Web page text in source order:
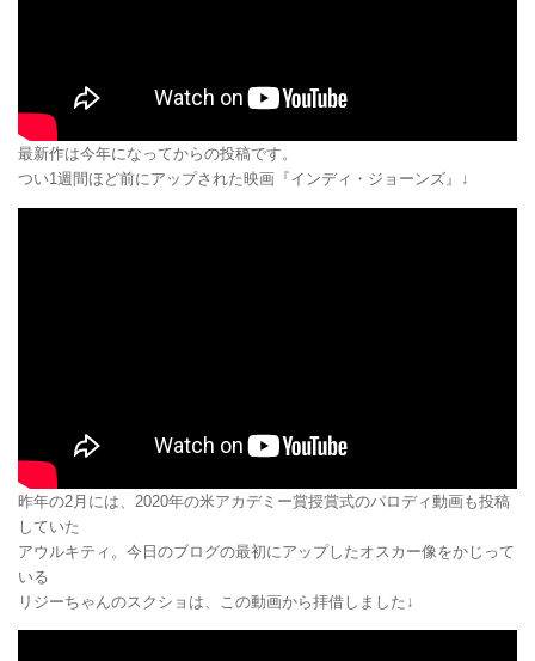
最新作は今年になってからの投稿です。
つい1週間ほど前にアップされた映画『インディ・ジョーンズ』↓
昨年の2月には、2020年の米アカデミー賞授賞式のパロディ動画も投稿
していた
アウルキティ。今日のブログの最初にアップしたオスカー像をかじって
いる
リジーちゃんのスクショは、この動画から拝借しました↓